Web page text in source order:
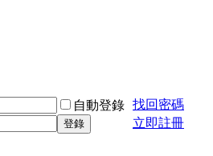
自動登錄 找回密碼
登錄 立即註冊